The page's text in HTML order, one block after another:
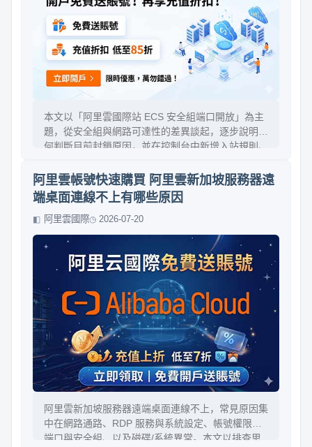
本文以「阿里雲國際站 ECS 安全組端口開放」為主
題，從安全組與網路可達性的差異談起，逐步說明如
何判斷目前封鎖原因，並在控制台中新增入站規則、
場景（Web、SSH、資料庫）建議，並提醒國際站
可能遇到的限制與排查方法。整體流程清晰、步驟可
直接照做。
阿里雲帳號快速購買 阿里雲新加坡服務器遠
端桌面連線不上有哪些原因
阿里雲國際 2026-07-20
阿里雲新加坡服務器遠端桌面連線不上，常見原因集
中在網路通路、RDP 服務與系統設定、帳號權限、
端口與安全組、以及磁碟/系統異常。本文以排查思